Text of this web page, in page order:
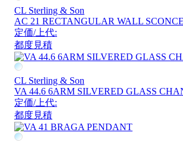
CL Sterling & Son
AC 21 RECTANGULAR WALL SCONCE
定価/上代:
都度見積
CL Sterling & Son
VA 44.6 6ARM SILVERED GLASS
定価/上代:
都度見積